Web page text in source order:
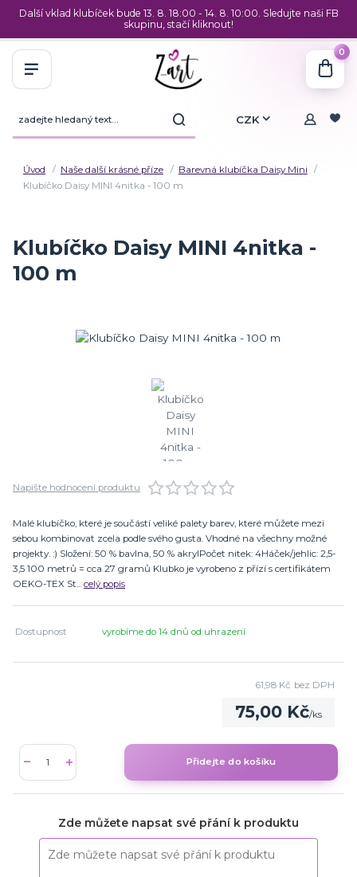
Další vklad klubíček bude 13. 8. 18:00 - 14. 8. 10:00. Sledujte naši FB
skupinu, stačí kliknout!
CZK
0
Úvod Naše další krásné příze
Barevná klubíčka Daisy Mini
Klubíčko Daisy MINI 4nitka - 100 m
Klubíčko Daisy MINI 4nitka -
100 m
Napište hodnocení produktu
Malé klubíčko, které je součástí veliké palety barev, které můžete mezi
sebou kombinovat zcela podle svého gusta. Vhodné na všechny možné
projekty. :) Složení: 50 % bavlna, 50 % akrylPočet nitek: 4Háček/jehlic: 2,5-
3,5 100 metrů = cca 27 gramů Klubko je vyrobeno z přízí s certifikátem
OEKO-TEX St... celý popis
Dostupnost vyrobíme do 14 dnů od uhrazení
75,00 Kč/ks
61,98 Kč bez DPH
Přidejte do košíku
Zde můžete napsat své přání k produktu